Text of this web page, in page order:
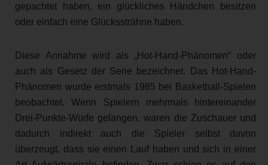
gepachtet haben, ein glückliches Händchen besitzen
oder einfach eine Glückssträhne haben.
Diese Annahme wird als „Hot-Hand-Phänomen“ oder
auch als Gesetz der Serie bezeichnet. Das Hot-Hand-
Phänomen wurde erstmals 1985 bei Basketball-Spielen
beobachtet. Wenn Spielern mehrmals hintereinander
Drei-Punkte-Würfe gelangen, waren die Zuschauer und
dadurch indirekt auch die Spieler selbst davon
überzeugt, dass sie einen Lauf haben und sich in einer